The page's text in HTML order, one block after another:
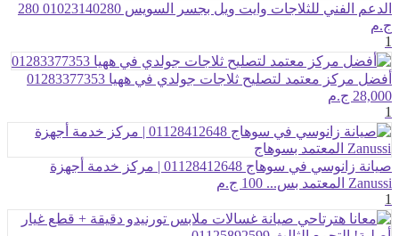
الدعم الفني للثلاجات وايت ويل بجسر السويس 01023140280
280
ج.م
1
أفضل مركز معتمد لتصليح ثلاجات جولدي في ههيا 01283377353
28,000 ج.م
1
صيانة زانوسي في سوهاج 01128412648 | مركز خدمة أجهزة
Zanussi المعتمد بس...
100 ج.م
1